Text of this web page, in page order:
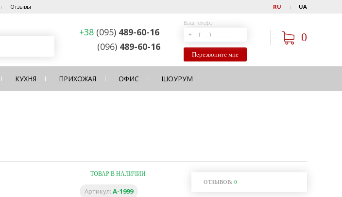
Отзывы RU UA
+38 (095) 489-60-16
(096) 489-60-16
Ваш телефон
Перезвоните мне
0
КУХНЯ ПРИХОЖАЯ ОФИС ШОУРУМ
ТОВАР В НАЛИЧИИ
Артикул: A-1999
ОТЗЫВОВ: 0